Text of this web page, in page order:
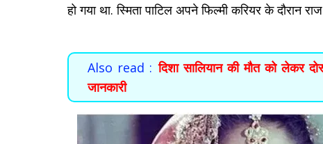
हो गया था. स्मिता पाटिल अपने फिल्मी करियर के दौरान
Also read : दिशा सालियान की मौत को लेकर
जानकारी